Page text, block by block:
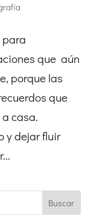
para
que aún
porque las
que
casa.
y dejar fluir